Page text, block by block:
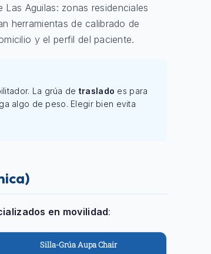
Aguilas: zonas residenciales
herramientas de calibrado de
y el perfil del paciente.
La grúa de traslado es para
algo de peso. Elegir bien evita
en movilidad:
Silla-Grúa Aupa Chair